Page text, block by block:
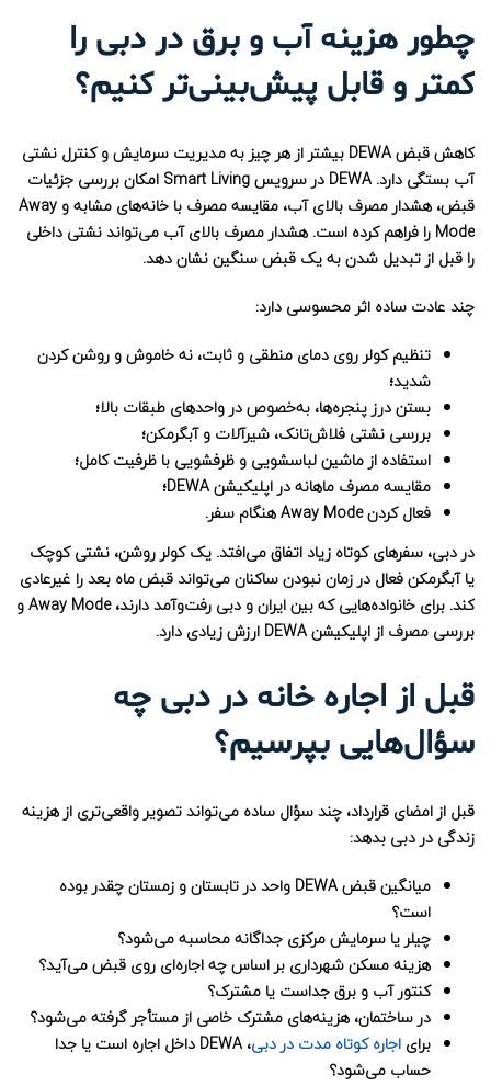
چطور هزینه آب و برق در دبی را
کمتر و قابل پیش‌بینی‌تر کنیم؟
کاهش قبض DEWA بیشتر از هر چیز به مدیریت سرمایش و کنترل نشتی
آب بستگی دارد. DEWA در سرویس Smart Living امکان بررسی جزئیات
قبض، هشدار مصرف بالای آب، مقایسه مصرف با خانه‌های مشابه و Away
Mode را فراهم کرده است. هشدار مصرف بالای آب می‌تواند نشتی داخلی
را قبل از تبدیل شدن به یک قبض سنگین نشان دهد.
چند عادت ساده اثر محسوسی دارد:
تنظیم کولر روی دمای منطقی و ثابت، نه خاموش و روشن کردن
شدید؛
بستن درز پنجره‌ها، به‌خصوص در واحدهای طبقات بالا؛
بررسی نشتی فلاش‌تانک، شیرآلات و آبگرمکن؛
استفاده از ماشین لباسشویی و ظرفشویی با ظرفیت کامل؛
مقایسه مصرف ماهانه در اپلیکیشن DEWA؛
فعال کردن Away Mode هنگام سفر.
در دبی، سفرهای کوتاه زیاد اتفاق می‌افتد. یک کولر روشن، نشتی کوچک
یا آبگرمکن فعال در زمان نبودن ساکنان می‌تواند قبض ماه بعد را غیرعادی
کند. برای خانواده‌هایی که بین ایران و دبی رفت‌وآمد دارند، Away Mode و
بررسی مصرف از اپلیکیشن DEWA ارزش زیادی دارد.
قبل از اجاره خانه در دبی چه
سؤال‌هایی بپرسیم؟
قبل از امضای قرارداد، چند سؤال ساده می‌تواند تصویر واقعی‌تری از هزینه
زندگی در دبی بدهد:
میانگین قبض DEWA واحد در تابستان و زمستان چقدر بوده
است؟
چیلر یا سرمایش مرکزی جداگانه محاسبه می‌شود؟
هزینه مسکن شهرداری بر اساس چه اجاره‌ای روی قبض می‌آید؟
کنتور آب و برق جداست یا مشترک؟
در ساختمان، هزینه‌های مشترک خاصی از مستأجر گرفته می‌شود؟
برای اجاره کوتاه مدت در دبی
، DEWA داخل اجاره است یا جدا
حساب می‌شود؟